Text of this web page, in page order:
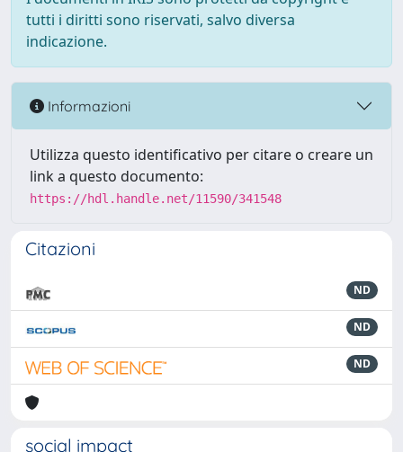
tutti i diritti sono riservati, salvo diversa
indicazione.
Informazioni
Utilizza questo identificativo per citare o creare un
link a questo documento:
https://hdl.handle.net/11590/341548
Citazioni
ND
ND
ND
social impact